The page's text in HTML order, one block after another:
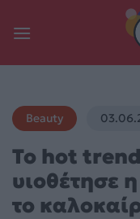
Beauty
Το hot
υιοθέτησε
το